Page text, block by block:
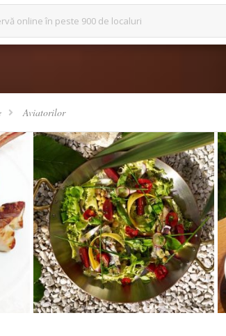
online în peste 900 de localuri
Aviatorilor